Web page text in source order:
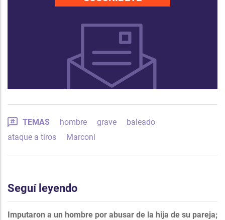
TEMAS hombre grave
baleado
ataque a tiros
Marconi
Seguí leyendo
Imputaron a un hombre por abusar de la hija de su pareja;